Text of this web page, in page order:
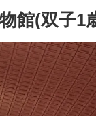
館(双子1